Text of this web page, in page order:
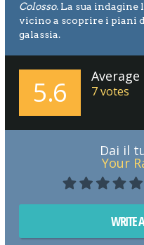
Colosso. La sua indagine
vicino a scoprire i piani
galassia.
5.6 7votes
Dai il
Your
WRITE